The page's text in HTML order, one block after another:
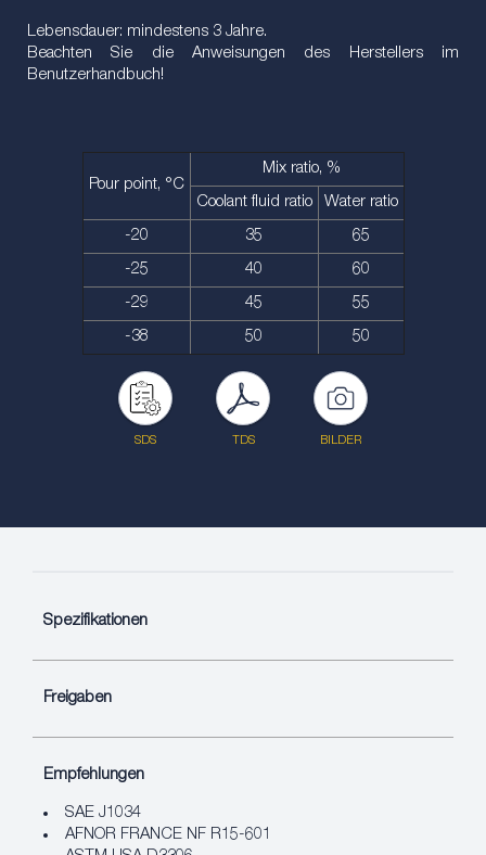
Lebensdauer: mindestens 3 Jahre.
Beachten Sie die Anweisungen des Herstellers im
Benutzerhandbuch!
Pour point, °C
Mix ratio, %
Coolant fluid ratio Water ratio
-20 35 65
-25 40 60
-29 45 55
-38 50 50
SDS TDS BILDER
Spezifikationen
Freigaben
Empfehlungen
SAE J1034
AFNOR FRANCE NF R15-601